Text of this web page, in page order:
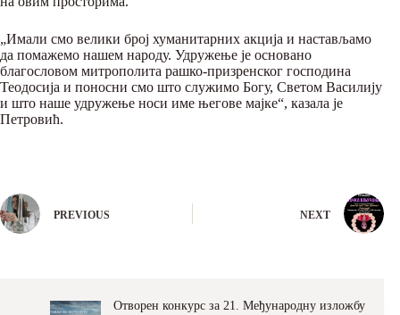
„Имали смо велики број хуманитарних акција и настављамо
да помажемо нашем народу. Удружење је основано
благословом митрополита рашко-призренског господина
Теодосија и поносни смо што служимо Богу, Светом Василију
и што наше удружење носи име његове мајке“, казала је
Петровић.
PREVIOUS NEXT
Отворен конкурс за 21. Међународну изложбу